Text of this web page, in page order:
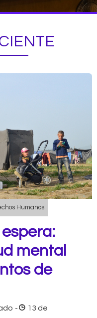
Humanos
mental
de
-
13 de